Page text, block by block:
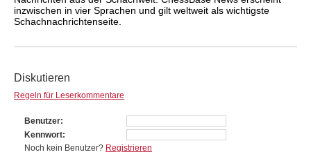
inzwischen in vier Sprachen und gilt weltweit als wichtigste
Schachnachrichtenseite.
Diskutieren
Regeln für Leserkommentare
Benutzer
Kennwort
Noch kein Benutzer? Registrieren